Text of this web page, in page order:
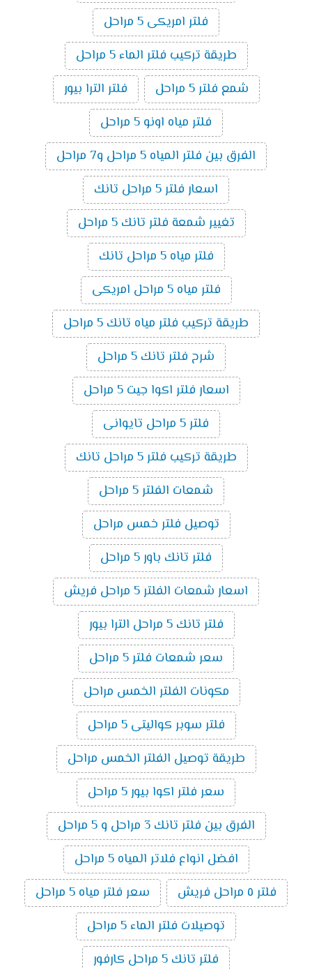
فلتر امريكى 5 مراحل
طريقة تركيب فلتر الماء 5 مراحل
شمع فلتر 5 مراحل
فلتر الترا بيور
فلتر مياه اونو 5 مراحل
الفرق بين فلتر المياه 5 مراحل و7 مراحل
اسعار فلتر 5 مراحل تانك
تغيير شمعة فلتر تانك 5 مراحل
فلتر مياه 5 مراحل تانك
فلتر مياه 5 مراحل امريكى
طريقة تركيب فلتر مياه تانك 5 مراحل
شرح فلتر تانك 5 مراحل
اسعار فلتر اكوا جيت 5 مراحل
فلتر 5 مراحل تايوانى
طريقة تركيب فلتر 5 مراحل تانك
شمعات الفلتر 5 مراحل
توصيل فلتر خمس مراحل
فلتر تانك باور 5 مراحل
اسعار شمعات الفلتر 5 مراحل فريش
فلتر تانك 5 مراحل الترا بيور
سعر شمعات فلتر 5 مراحل
مكونات الفلتر الخمس مراحل
فلتر سوبر كواليتى 5 مراحل
طريقة توصيل الفلتر الخمس مراحل
سعر فلتر اكوا بيور 5 مراحل
الفرق بين فلتر تانك 3 مراحل و 5 مراحل
افضل انواع فلاتر المياه 5 مراحل
فلتر ٥ مراحل فريش
سعر فلتر مياه 5 مراحل
توصيلات فلتر الماء 5 مراحل
فلتر تانك 5 مراحل كارفور